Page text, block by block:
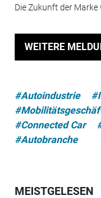
Die Zukunft der Marke
WEITERE
#Autoindustrie
#Connected Car
#Autobranche
MEISTGELESEN